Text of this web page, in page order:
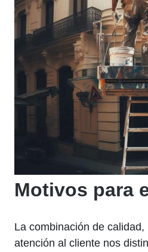
Motivos para
La combinación de
atención al cliente nos